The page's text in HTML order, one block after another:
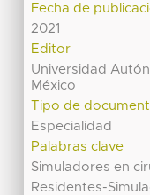
Fecha de
2021
Editor
Universidad
México
Tipo de
Especialidad
Palabras clave
Simuladores en
Residentes-